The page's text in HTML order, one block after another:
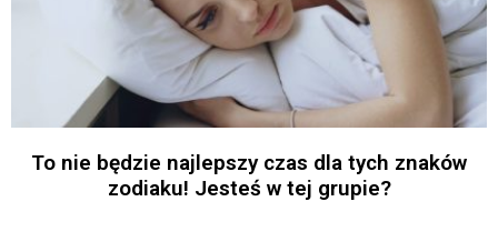
To nie będzie najlepszy czas dla tych znaków
zodiaku! Jesteś w tej grupie?